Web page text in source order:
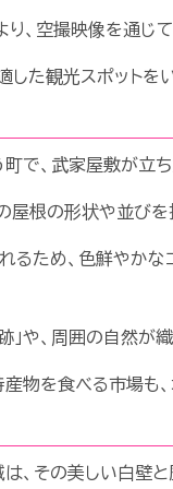
、空撮映像を通じ
た観光スポットを
で、武家屋敷が立ち
屋根の形状や並び
ため、色鮮やかな
や、周囲の自然が
物を食べる市場も
、その美しい白壁